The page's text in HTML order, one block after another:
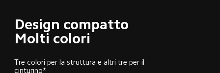
Design compatto
Molti colori
Tre colori per la struttura e altri tre per il
cinturino*